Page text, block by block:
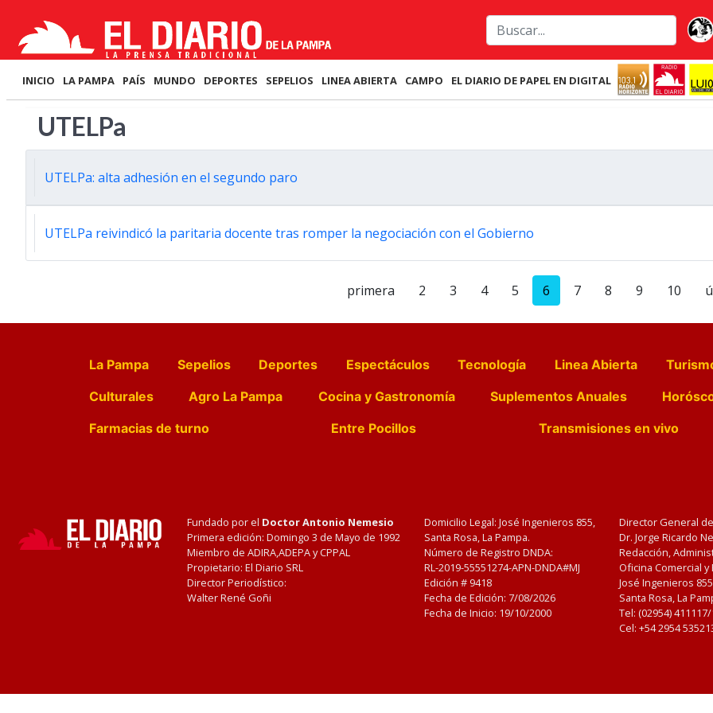
INICIO LA PAMPA PAÍS MUNDO DEPORTES SEPELIOS LINEA ABIERTA CAMPO EL DIARIO DE PAPEL EN DIGITAL
UTELPa
UTELPa: alta adhesión en el segundo paro
UTELPa reivindicó la paritaria docente tras romper la negociación con el Gobierno
primera 2 3 4 5 6 7 8 9 10
La Pampa Sepelios Deportes Espectáculos Tecnología Linea Abierta
Culturales
Agro La Pampa Cocina y Gastronomía Suplementos Anuales
Farmacias de turno
Entre Pocillos Transmisiones en vivo
Fundado por el Doctor Antonio Nemesio
Primera edición: Domingo 3 de Mayo de 1992
Miembro de ADIRA,ADEPA y CPPAL
Propietario: El Diario SRL
Director Periodístico:
Walter René Goñi
Domicilio Legal: José Ingenieros 855,
Santa Rosa, La Pampa.
Número de Registro DNDA:
RL-2019-55551274-APN-DNDA#MJ
Edición # 9418
Fecha de Edición: 7/08/2026
Fecha de Inicio: 19/10/2000
Director General
Dr. Jorge Ricardo
Redacción,
Oficina Comercial
José Ingenieros
Santa Rosa, La
Tel: (02954)
Cel: +54 2954